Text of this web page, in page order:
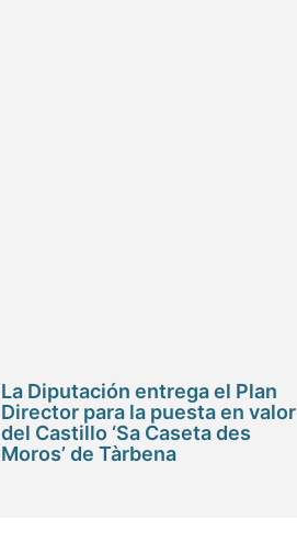
La Diputación entrega el Plan
Director para la puesta en valor
del Castillo ‘Sa Caseta des
Moros’ de Tàrbena